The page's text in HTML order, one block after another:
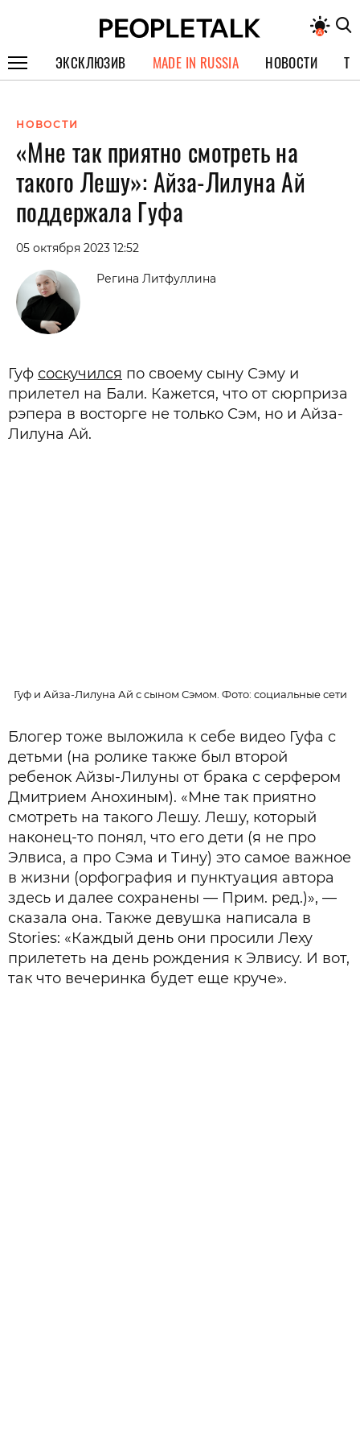
ЭКСКЛЮЗИВ
СПЕЦПРОЕКТЫ
ИНТЕРВЬЮ
ПОКОЛЕНИЕ
MADE IN RUSSIA НОВОСТИ
НОВОСТИ
«Мне так приятно смотреть на
такого Лешу»: Айза-Лилуна Ай
поддержала Гуфа
05 октября 2023 12:52
Регина Литфуллина
Гуф соскучился по своему сыну Сэму и
прилетел на Бали. Кажется, что от сюрприза
рэпера в восторге не только Сэм, но и Айза-
Лилуна Ай.
Гуф и Айза-Лилуна Ай с сыном Сэмом. Фото: cоциальные сети
Блогер тоже выложила к себе видео Гуфа с
детьми (на ролике также был второй
ребенок Айзы-Лилуны от брака с серфером
Дмитрием Анохиным). «Мне так приятно
смотреть на такого Лешу. Лешу, который
наконец-то понял, что его дети (я не про
Элвиса, а про Сэма и Тину) это самое важное
в жизни (орфография и пунктуация автора
здесь и далее сохранены — Прим. ред.)», —
сказала она. Также девушка написала в
Stories: «Каждый день они просили Леху
прилететь на день рождения к Элвису. И вот,
так что вечеринка будет еще круче».